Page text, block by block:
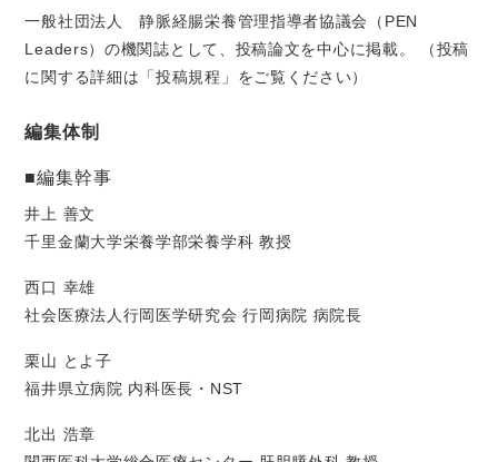
一般社団法人 静脈経腸栄養管理指導者協議会（PEN
Leaders）の機関誌として、投稿論文を中心に掲載。 （投稿
に関する詳細は「投稿規程」をご覧ください）
編集体制
■編集幹事
井上 善文
千里金蘭大学栄養学部栄養学科 教授
西口 幸雄
社会医療法人行岡医学研究会 行岡病院 病院長
栗山 とよ子
福井県立病院 内科医長・NST
北出 浩章